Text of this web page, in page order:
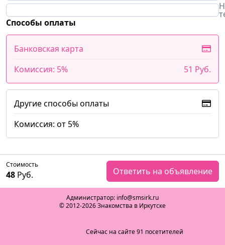
Способы оплаты
Банковская карта
Комиссия: 5%
51 Руб.
Другие способы оплаты
Комиссия: от 5%
Стоимость
48 Руб. Ответить на объявление
Администратор: info@smsirk.ru
© 2012-2026 Знакомства в Иркутске
Сейчас на сайте 91 посетителей